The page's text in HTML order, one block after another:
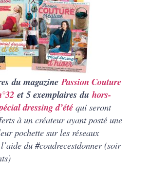
du magazinePassion Couture
et 5 exemplaires du hors-
dressing d’étéqui seront
à un créateur ayant posté une
pochette sur les réseaux
du #coudrecestdonner (soir